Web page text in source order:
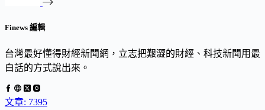
Finews 編輯
台灣最好懂得財經新聞網，立志把艱澀的財經、科技新聞用最
白話的方式說出來。
文章: 7395